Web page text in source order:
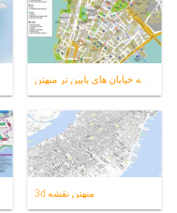
نقشه خیابان های پایین تر منهتن
3d منهتن نقشه